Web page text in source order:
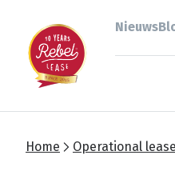
Nieuws
Home Operational lease